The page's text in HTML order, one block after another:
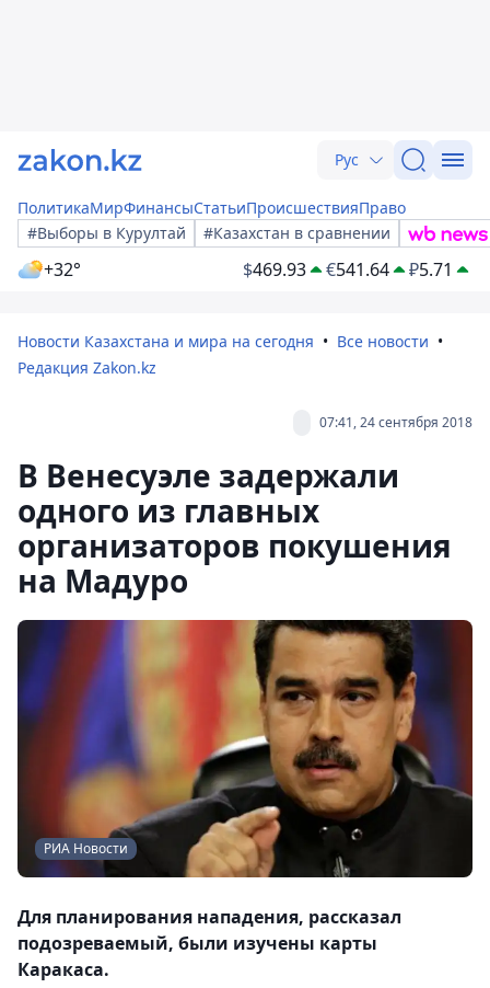
Рус
ПолитикаМирФинансыСтатьиПроисшествияПраво
#Выборы в Курултай
#Казахстан в сравнении
+32° $469.93 €541.64 ₽5.71
Новости Казахстана и мира на сегодня
Все новости
Редакция Zakon.kz
07:41, 24 сентября 2018
В Венесуэле задержали
одного из главных
организаторов покушения
на Мадуро
РИА Новости
Для планирования нападения, рассказал
подозреваемый, были изучены карты
Каракаса.